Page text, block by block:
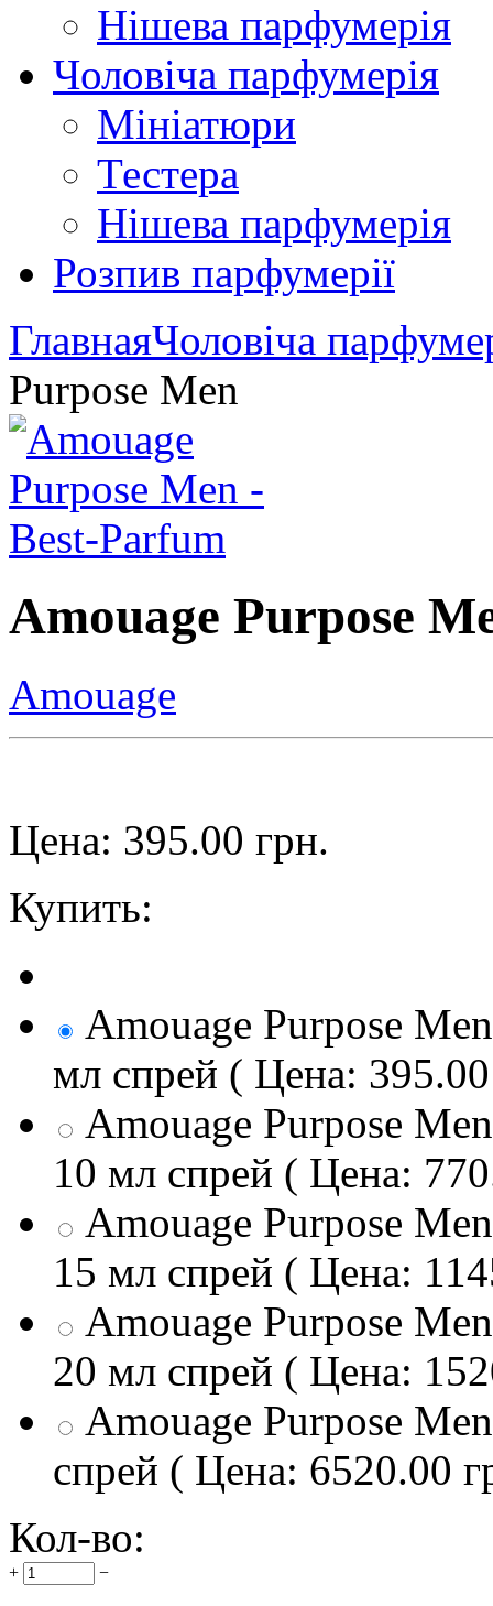
Нішева парфумерія
Чоловіча парфумерія
Мініатюри
Тестера
Нішева парфумерія
Розпив парфумерії
ГлавнаяЧоловіча
Purpose Men
Amouage Purpose
Amouage
Цена: 395.00 грн.
Купить:
Amouage Purpose
мл спрей ( Цена:
Amouage Purpose
10 мл спрей ( Цена:
Amouage Purpose
15 мл спрей ( Цена:
Amouage Purpose
20 мл спрей ( Цена:
Amouage Purpose
спрей ( Цена: 6520.00
Кол-во:
+ −